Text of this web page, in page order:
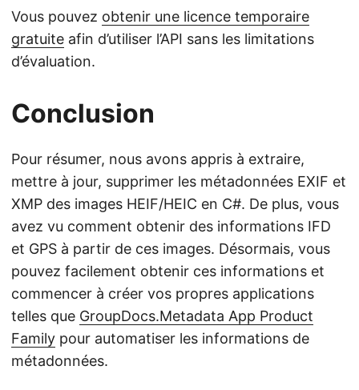
Vous pouvez obtenir une licence temporaire
gratuite afin d’utiliser l’API sans les limitations
d’évaluation.
Conclusion
Pour résumer, nous avons appris à extraire,
mettre à jour, supprimer les métadonnées EXIF et
XMP des images HEIF/HEIC en C#. De plus, vous
avez vu comment obtenir des informations IFD
et GPS à partir de ces images. Désormais, vous
pouvez facilement obtenir ces informations et
commencer à créer vos propres applications
telles que GroupDocs.Metadata App Product
Family pour automatiser les informations de
métadonnées.